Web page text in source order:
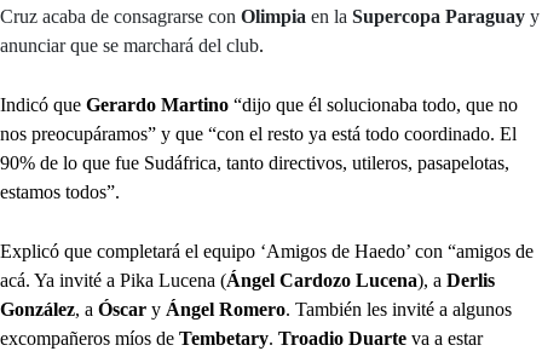
Cruz acaba de consagrarse con Olimpia en la Supercopa Paraguay y
anunciar que se marchará del club.
Indicó que Gerardo Martino “dijo que él solucionaba todo, que no
nos preocupáramos” y que “con el resto ya está todo coordinado. El
90% de lo que fue Sudáfrica, tanto directivos, utileros, pasapelotas,
estamos todos”.
Explicó que completará el equipo ‘Amigos de Haedo’ con “amigos de
acá. Ya invité a Pika Lucena (Ángel Cardozo Lucena), a Derlis
González, a Óscar y Ángel Romero. También les invité a algunos
excompañeros míos de Tembetary. Troadio Duarte va a estar